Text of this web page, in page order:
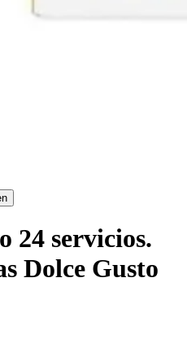
24 servicios.
Dolce Gusto